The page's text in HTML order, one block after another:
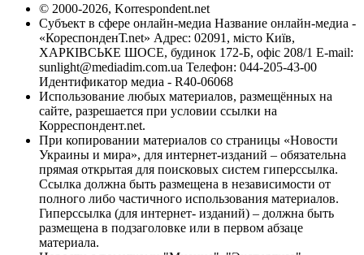
© 2000-2026, Korrespondent.net
Субъект в сфере онлайн-медиа Название онлайн-медиа -
«КореспонденТ.net» Адрес: 02091, місто Київ,
ХАРКІВСЬКЕ ШОСЕ, будинок 172-Б, офіс 208/1 E-mail:
sunlight@mediadim.com.ua Телефон: 044-205-43-00
Идентификатор медиа - R40-06068
Использование любых материалов, размещённых на
сайте, разрешается при условии ссылки на
Корреспондент.net.
При копировании материалов со страницы «Новости
Украины и мира», для интернет-изданий – обязательна
прямая открытая для поисковых систем гиперссылка.
Ссылка должна быть размещена в независимости от
полного либо частичного использования материалов.
Гиперссылка (для интернет- изданий) – должна быть
размещена в подзаголовке или в первом абзаце
материала.